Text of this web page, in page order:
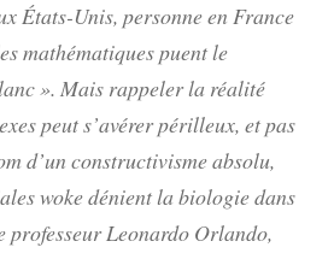
États-Unis, personne en France
mathématiques puent le
». Mais rappeler la réalité
peut s’avérer périlleux, et pas
d’un constructivisme absolu,
woke dénient la biologie dans
professeur Leonardo Orlando,